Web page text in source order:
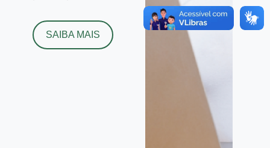
SAIBA MAIS